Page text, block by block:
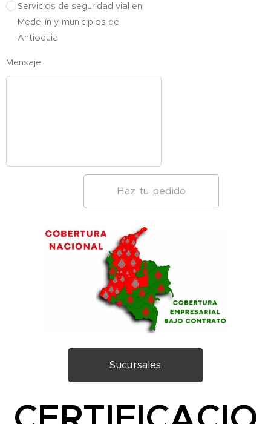
Servicios de seguridad vial en
Medellín y municipios de
Antioquia
Mensaje
Haz tu pedido
Sucursales